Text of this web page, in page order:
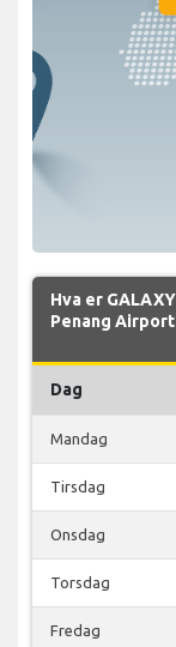
Hva er
Penang
Dag
Mandag
Tirsdag
Onsdag
Torsdag
Fredag